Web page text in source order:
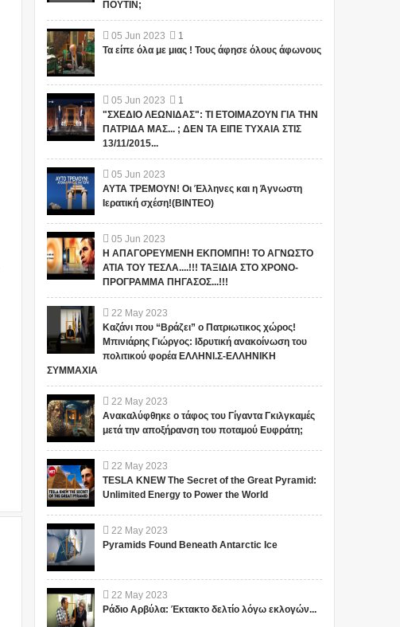
ΠΟΥΤΙΝ;
05 Jun 2023
1
Τα είπε όλα με μιας ! Τους άφησε όλους άφωνους
05 Jun 2023
1
"ΣΧΕΔΙΟ ΛΕΩΝΙΔΑΣ": ΤΙ ΕΤΟΙΜΑΖΟΥΝ ΓΙΑ ΤΗΝ
ΠΑΤΡΙΔΑ ΜΑΣ... ; ΔΕΝ ΤΑ ΕΙΠΕ ΤΥΧΑΙΑ ΣΤΙΣ
13/11/2015...
05 Jun 2023
ΑΥΤΑ ΤΡΕΜΟΥΝ! Οι Έλληνες και η Άγνωστη
Ιερατική σχέση!(ΒΙΝΤΕΟ)
05 Jun 2023
Η ΑΠΑΓΟΡΕΥΜΕΝΗ ΕΚΠΟΜΠΗ! ΤΟ ΑΓΝΩΣΤΟ
ΑΤΙΑ ΤΟΥ ΤΕΣΛΑ....!!! ΤΑΞΙΔΙΑ ΣΤΟ ΧΡΟΝΟ-
ΠΡΟΓΡΑΜΜΑ ΠΗΓΑΣΟΣ...!!!
22 May 2023
Καζάνι που “Βράζει” ο Πατριωτικος χώρος!
Μπινιάρης Γιώργος: Ιδρυτική ανακοίνωση του
πολιτικού φορέα ΕΛΛΗΝΙ.Σ-ΕΛΛΗΝΙΚΗ
ΣΥΜΜΑΧΙΑ
22 May 2023
Ανακαλύφθηκε ο τάφος του Γίγαντα Γκιλγκαμές
μετά την αποξήρανση του ποταμού Ευφράτη;
22 May 2023
TESLA KNEW The Secret of the Great Pyramid:
Unlimited Energy to Power the World
22 May 2023
Pyramids Found Beneath Antarctic Ice
22 May 2023
Ράδιο Αρβύλα: Έκτακτο δελτίο λόγω εκλογών...